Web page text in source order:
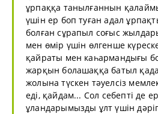
ұрпаққа танылғаннын
үшін ер боп туған адал
болған сұрапыл соғыс
мен өмір үшін өлгенше
қайраты мен каһармандығы
жарқын болашаққа батыл
жолына түскен тәуелсіз
еді, қайдам... Сол себепті де
ұландарымызды ұлт үшін